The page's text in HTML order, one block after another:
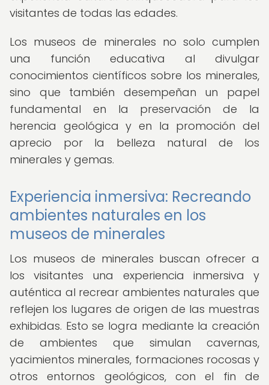
visitantes de todas las edades.
Los museos de minerales no solo cumplen
una función educativa al divulgar
conocimientos científicos sobre los minerales,
sino que también desempeñan un papel
fundamental en la preservación de la
herencia geológica y en la promoción del
aprecio por la belleza natural de los
minerales y gemas.
Experiencia inmersiva: Recreando
ambientes naturales en los
museos de minerales
Los museos de minerales buscan ofrecer a
los visitantes una experiencia inmersiva y
auténtica al recrear ambientes naturales que
reflejen los lugares de origen de las muestras
exhibidas. Esto se logra mediante la creación
de ambientes que simulan cavernas,
yacimientos minerales, formaciones rocosas y
otros entornos geológicos, con el fin de